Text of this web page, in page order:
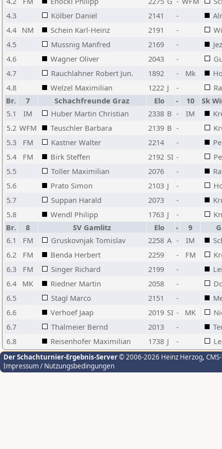
4.3
Kölber Daniel 2141 -
4.4 NM Schein Karl-Heinz 2191 -
4.5
Mussnig Manfred 2169 -
4.6
Wagner Oliver 2043 -
4.7
Rauchlahner Robert Jun. 1892 - Mk
4.8
Welzel Maximilian 1222 J -
Br.
7 Schachfreunde Graz Elo - 10
Sk
5.1
IM Huber Martin Christian 2338 B - IM
5.2 WFM Teuschler Barbara 2139 B -
5.3
FM Kastner Walter 2214 -
5.4
FM Birk Steffen 2192 SI -
5.5
Toller Maximilian 2076 -
5.6
Prato Simon 2103 J -
5.7
Suppan Harald 2073 -
5.8
Wendl Philipp 1763 J -
Br.
8 SV Gamlitz Elo - 9
6.1
FM Gruskovnjak Tomislav 2258 A - IM
6.2
FM Benda Herbert 2259 - FM
6.3
FM Singer Richard 2199 -
6.4
MK Riedner Martin 2058 -
6.5
Stagl Marco 2151 -
6.6
Verhoef Jaap 2019 SI - MK
6.7
Thalmeier Bernd 2013 -
6.8
Reisenhofer Maximilian 1738 J -
Der Schachturnier-Ergebnis-Server© 2006-2026 Heinz Herzog,
Impressum / Nutzungsbedingungen